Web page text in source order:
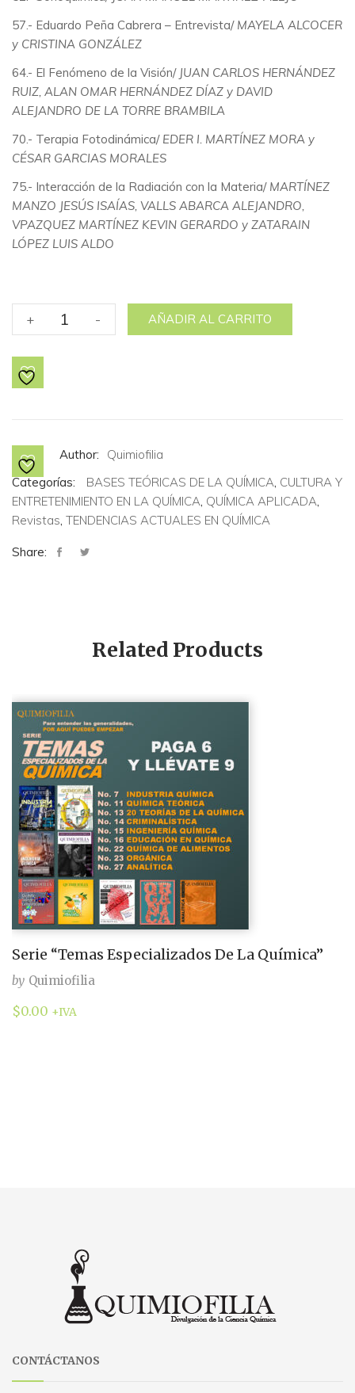
57.- Eduardo Peña Cabrera – Entrevista/ MAYELA ALCOCER
y CRISTINA GONZÁLEZ
64.- El Fenómeno de la Visión/ JUAN CARLOS HERNÁNDEZ
RUIZ, ALAN OMAR HERNÁNDEZ DÍAZ y DAVID
ALEJANDRO DE LA TORRE BRAMBILA
70.- Terapia Fotodinámica/ EDER I. MARTÍNEZ MORA y
CÉSAR GARCIAS MORALES
75.- Interacción de la Radiación con la Materia/ MARTÍNEZ
MANZO JESÚS ISAÍAS, VALLS ABARCA ALEJANDRO,
VPAZQUEZ MARTÍNEZ KEVIN GERARDO y ZATARAIN
LÓPEZ LUIS ALDO
+
No.
29
- AÑADIR AL CARRITO
Author:
Quimiofilia
Categorías:
BASES TEÓRICAS DE LA QUÍMICA, CULTURA Y
ENTRETENIMIENTO EN LA QUÍMICA, QUÍMICA APLICADA,
Revistas, TENDENCIAS ACTUALES EN QUÍMICA
Share:
Related Products
Serie “Temas Especializados De La Química”
by Quimiofilia
$0.00 +IVA
CONTÁCTANOS